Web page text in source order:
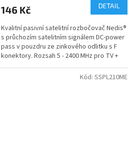
146 Kč DETAIL
Kvalitní pasivní satelitní rozbočovač Nedis®
s průchozím satelitním signálem DC-power
pass v pouzdru ze zinkového odlitku s F
konektory. Rozsah 5 - 2400 MHz pro TV +
SAT, 4...
Kód: SSPL210ME